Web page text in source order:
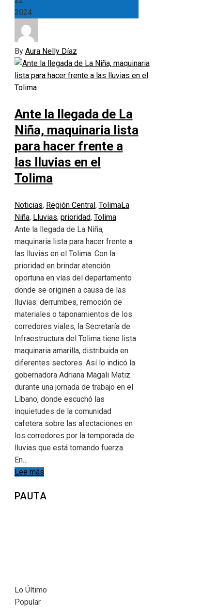
2024
By Aura Nelly Díaz
Ante la llegada de La
Niña, maquinaria lista
para hacer frente a
las lluvias en el
Tolima
Noticias, Región Central , TolimaLa
Niña, Lluvias, prioridad, Tolima
Ante la llegada de La Niña,
maquinaria lista para hacer frente a
las lluvias en el Tolima. Con la
prioridad en brindar atención
oportuna en vías del departamento
donde se originen a causa de las
lluvias: derrumbes, remoción de
materiales o taponamientos de los
corredores viales, la Secretaría de
Infraestructura del Tolima tiene lista
maquinaria amarilla, distribuida en
diferentes sectores. Así lo indicó la
gobernadora Adriana Magali Matiz
durante una jornada de trabajo en el
Líbano, donde escuchó las
inquietudes de la comunidad
cafetera sobre las afectaciones en
los corredores por la temporada de
lluvias que está tomando fuerza.
En…
Lee más
PAUTA
Lo Último
Popular